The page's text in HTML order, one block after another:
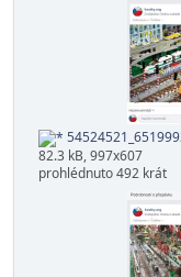
82.3 kB, 997x607
prohlédnuto 492 krát